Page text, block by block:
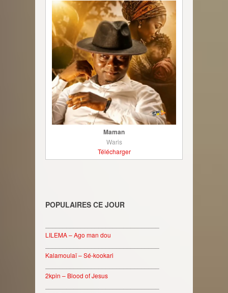
Maman
Waris
Télécharger
POPULAIRES CE JOUR
LILEMA – Ago man dou
Kalamoulaï – Sé-kookari
2kpin – Blood of Jesus